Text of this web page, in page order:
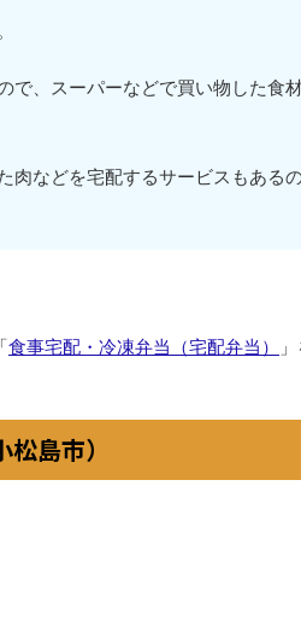
で、スーパーなどで買い物した食
肉などを宅配するサービスもある
食事宅配・冷凍弁当（宅配弁当）
島市）